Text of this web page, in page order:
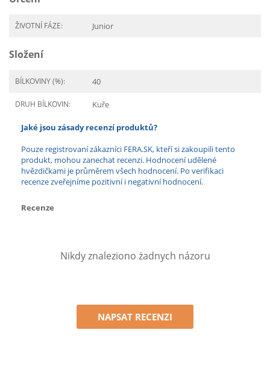
ŽIVOTNÍ FÁZE: Junior
Složení
BÍLKOVINY (%): 40
DRUH BÍLKOVIN: Kuře
Jaké jsou zásady recenzí produktů?
Pouze registrovaní zákazníci FERA.SK, kteří si zakoupili tento
produkt, mohou zanechat recenzi. Hodnocení udělené
hvězdičkami je průměrem všech hodnocení. Po verifikaci
recenze zveřejníme pozitivní i negativní hodnocení.
Recenze
Nikdy znaleziono żadnych názoru
NAPSAT RECENZI